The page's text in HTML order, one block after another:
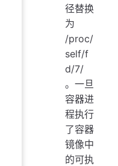
径替换
为
/proc/
self/f
d/7/
。一旦
容器进
程执行
了容器
镜像中
的可执